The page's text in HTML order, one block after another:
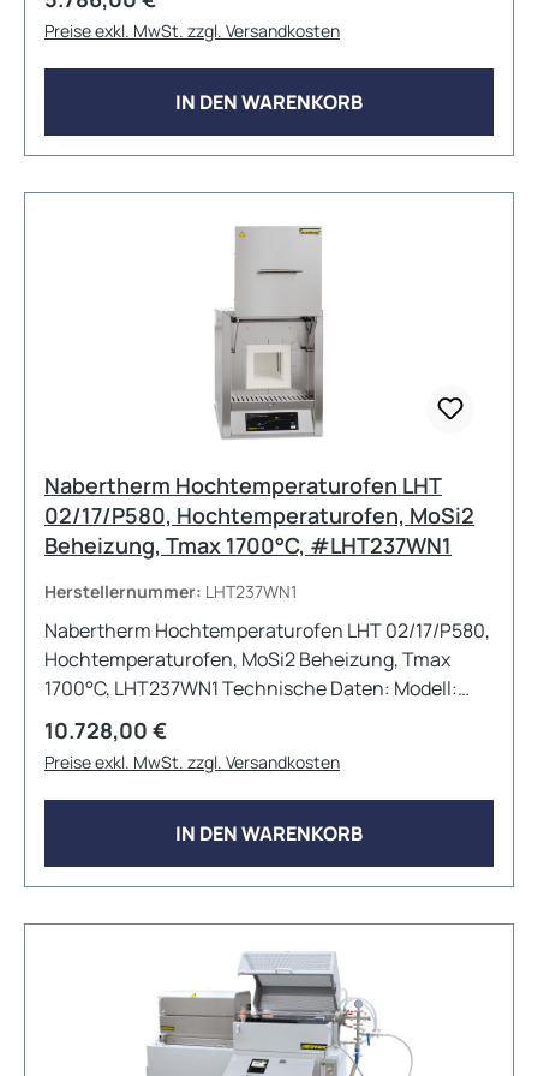
Innenabmessungen: 110mm x 120mm x 120mm
(BxTxH) Außenabmessungen: 340mm x 335mm x
385mm (BxTxH) Volumen: 1,5L Max.
Anschlussleistung: 3,5 kW Elektrischer Anschluss:
1phasig Gewicht: 20kg Aufheizzeit: 30 Minuten
Viele weitere Konfigurationen und
Zubehöroptionen sind auf Anfrage erhältlich!
Preise exkl. MwSt. zzgl. Versandkosten
IN DEN WARENKORB
Nabertherm Hochtemperaturofen LHT
02/17/P580, Hochtemperaturofen, MoSi2
Beheizung, Tmax 1700°C, #LHT237WN1
Herstellernummer: LHT237WN1
Nabertherm Hochtemperaturofen LHT 02/17/P580,
Hochtemperaturofen, MoSi2 Beheizung, Tmax
1700°C, LHT237WN1 Technische Daten: Modell:
LHT 02/17 Max. Temperatur: 1750°C
Innenabmessungen: 130mm x 145mm x 130mm
(BxTxH) Außenabmessungen: 430mm x 450mm x
570+325mm (BxTxH) --&gt; inkl. geöffneter Hubtür
Volumen: 2L Max. Anschlussleistung: 2,7 kW
Elektrischer Anschluss: 1phasig Gewicht: 33kg
Aufheizzeit: 46 Minuten Viele weitere
Konfigurationen und Zubehöroptionen sind auf
Regulärer Preis:
10.728,00 €
Preise exkl. MwSt. zzgl. Versandkosten
IN DEN WARENKORB